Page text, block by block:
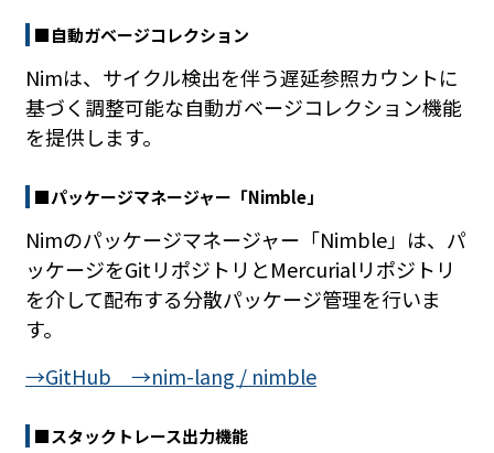
■自動ガベージコレクション
Nimは、サイクル検出を伴う遅延参照カウントに
基づく調整可能な自動ガベージコレクション機能
を提供します。
■パッケージマネージャー「Nimble」
Nimのパッケージマネージャー「Nimble」は、パ
ッケージをGitリポジトリとMercurialリポジトリ
を介して配布する分散パッケージ管理を行いま
す。
→GitHub →nim-lang / nimble
■スタックトレース出力機能